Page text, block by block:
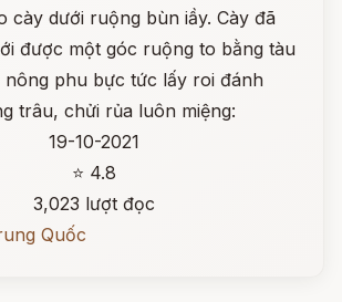
cày dưới ruộng bùn iầy. Cày đã
được một góc ruộng to bằng tàu
nông phu bực tức lấy roi đánh
trâu, chửi rủa luôn miệng:
19-10-2021
⭐ 4.8
3,023 lượt đọc
Quốc